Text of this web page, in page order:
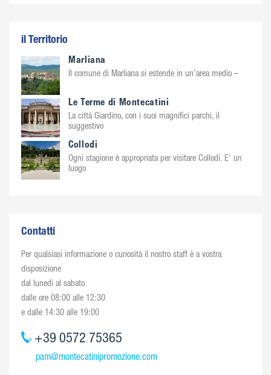
il Territorio
Marliana
Il comune di Marliana si estende in un’area medio –
Le Terme di Montecatini
La città Giardino, con i suoi magnifici parchi, il
suggestivo
Collodi
Ogni stagione è appropriata per visitare Collodi. E’ un
luogo
Contatti
Per qualsiasi informazione o curiosità il nostro staff è a vostra
disposizione
dal lunedì al sabato
dalle ore 08:00 alle 12:30
e dalle 14:30 alle 19:00
+39 0572 75365
pam@montecatinipromozione.com